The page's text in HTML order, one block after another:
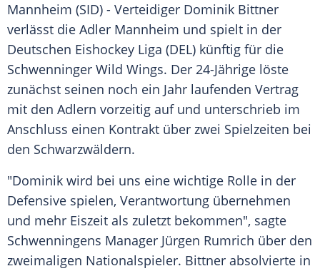
Mannheim (SID) - Verteidiger Dominik Bittner
verlässt die Adler Mannheim und spielt in der
Deutschen Eishockey Liga (DEL) künftig für die
Schwenninger Wild Wings. Der 24-Jährige löste
zunächst seinen noch ein Jahr laufenden Vertrag
mit den Adlern vorzeitig auf und unterschrieb im
Anschluss einen Kontrakt über zwei Spielzeiten bei
den Schwarzwäldern.
"Dominik wird bei uns eine wichtige Rolle in der
Defensive spielen, Verantwortung übernehmen
und mehr Eiszeit als zuletzt bekommen", sagte
Schwenningens Manager Jürgen Rumrich über den
zweimaligen Nationalspieler. Bittner absolvierte in